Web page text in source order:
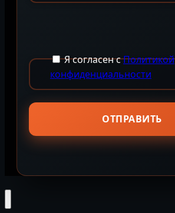
Я согласен сПолитикой
конфиденциальности